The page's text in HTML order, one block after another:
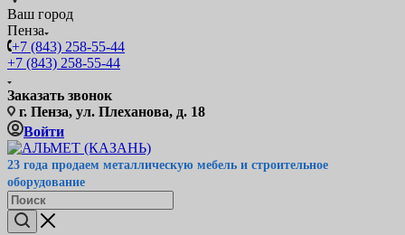
Ваш город
Пенза
+7 (843) 258-55-44
+7 (843) 258-55-44
Заказать звонок
г. Пенза, ул. Плеханова, д. 18
Войти
23 года продаем металлическую мебель и строительное
оборудование